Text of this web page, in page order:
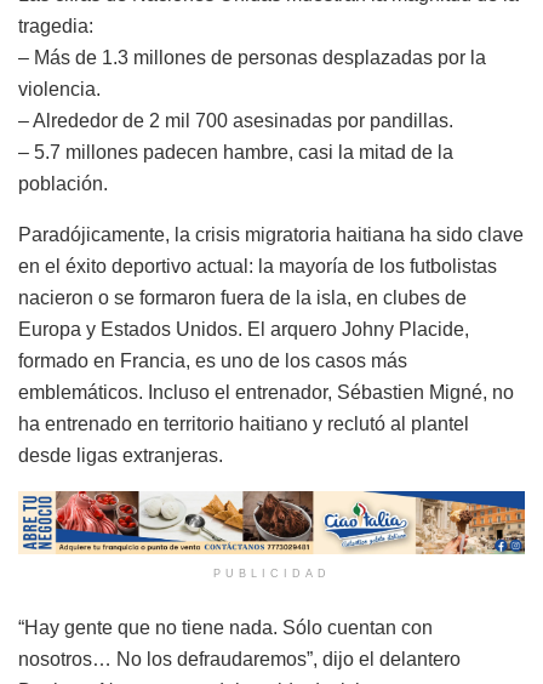
tragedia:
– Más de 1.3 millones de personas desplazadas por la
violencia.
– Alrededor de 2 mil 700 asesinadas por pandillas.
– 5.7 millones padecen hambre, casi la mitad de la
población.
Paradójicamente, la crisis migratoria haitiana ha sido clave
en el éxito deportivo actual: la mayoría de los futbolistas
nacieron o se formaron fuera de la isla, en clubes de
Europa y Estados Unidos. El arquero Johny Placide,
formado en Francia, es uno de los casos más
emblemáticos. Incluso el entrenador, Sébastien Migné, no
ha entrenado en territorio haitiano y reclutó al plantel
desde ligas extranjeras.
PUBLICIDAD
“Hay gente que no tiene nada. Sólo cuentan con
nosotros… No los defraudaremos”, dijo el delantero